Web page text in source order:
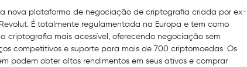
nova plataforma de negociação de criptografia criada por ex-
É totalmente regulamentada na Europa e tem como
criptografia mais acessível, oferecendo negociação sem
competitivos e suporte para mais de 700 criptomoedas. Os
podem obter altos rendimentos em seus ativos e comprar